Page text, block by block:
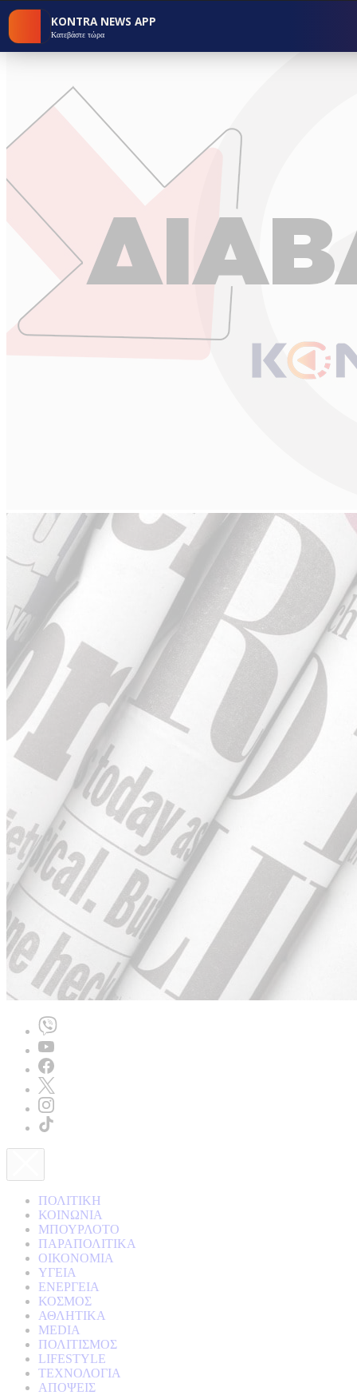
ΠΟΛΙΤΙΚΗ
ΚΟΙΝΩΝΙΑ
ΜΠΟΥΡΛΟΤΟ
ΠΑΡΑΠΟΛΙΤΙΚΑ
ΟΙΚΟΝΟΜΙΑ
ΥΓΕΙΑ
ΕΝΕΡΓΕΙΑ
ΚΟΣΜΟΣ
ΑΘΛΗΤΙΚΑ
MEDIA
ΠΟΛΙΤΙΣΜΟΣ
LIFESTYLE
ΤΕΧΝΟΛΟΓΙΑ
ΑΠΟΨΕΙΣ
KONTRA NEWS APP
Κατεβάστε τώρα